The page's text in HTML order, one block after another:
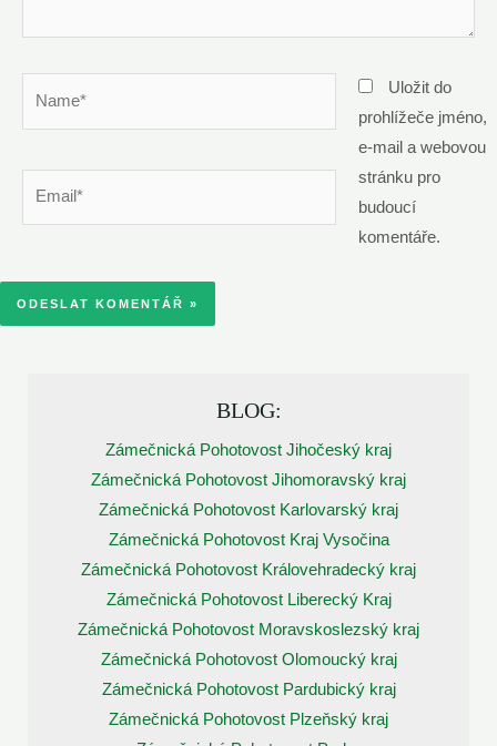
Uložit do
prohlížeče jméno,
e-mail a webovou
stránku pro
budoucí
komentáře.
BLOG:
Zámečnická Pohotovost Jihočeský kraj
Zámečnická Pohotovost Jihomoravský kraj
Zámečnická Pohotovost Karlovarský kraj
Zámečnická Pohotovost Kraj Vysočina
Zámečnická Pohotovost Královehradecký kraj
Zámečnická Pohotovost Liberecký Kraj
Zámečnická Pohotovost Moravskoslezský kraj
Zámečnická Pohotovost Olomoucký kraj
Zámečnická Pohotovost Pardubický kraj
Zámečnická Pohotovost Plzeňský kraj